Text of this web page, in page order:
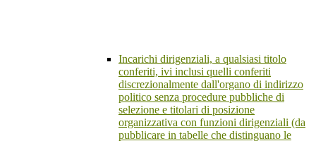
Incarichi dirigenziali, a qualsiasi titolo
conferiti, ivi inclusi quelli conferiti
discrezionalmente dall'organo di indirizzo
politico senza procedure pubbliche di
selezione e titolari di posizione
organizzativa con funzioni dirigenziali (da
pubblicare in tabelle che distinguano le